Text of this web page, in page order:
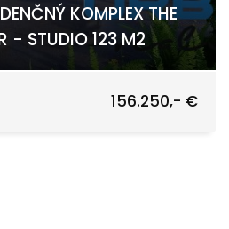
KOMPLEX THE
- STUDIO 123 M2
156.250,- €